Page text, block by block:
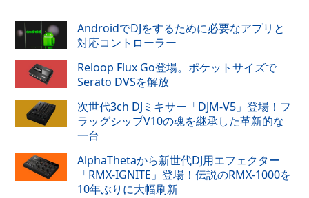
AndroidでDJをするために必要なアプリと
対応コントローラー
Reloop Flux Go登場。ポケットサイズで
Serato DVSを解放
次世代3ch DJミキサー「DJM-V5」登場！フ
ラッグシップV10の魂を継承した革新的な
一台
AlphaThetaから新世代DJ用エフェクター
「RMX-IGNITE」登場！伝説のRMX-1000を
10年ぶりに大幅刷新